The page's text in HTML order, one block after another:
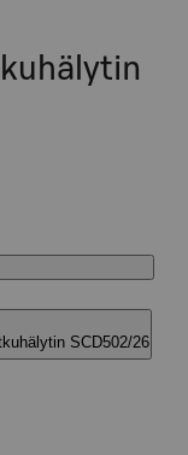
SCD502/26